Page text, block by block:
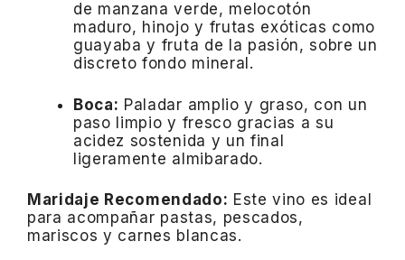
de manzana verde, melocotón
maduro, hinojo y frutas exóticas como
guayaba y fruta de la pasión, sobre un
discreto fondo mineral.
Boca: Paladar amplio y graso, con un
paso limpio y fresco gracias a su
acidez sostenida y un final
ligeramente almibarado.
Maridaje Recomendado: Este vino es ideal
para acompañar pastas, pescados,
mariscos y carnes blancas.